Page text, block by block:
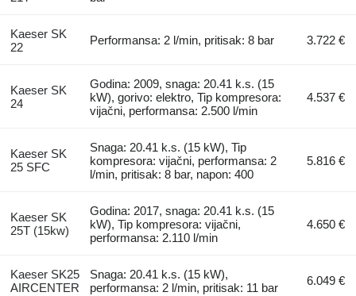
Kaeser SK
22
Performansa: 2 l/min, pritisak: 8 bar 3.722 €
Kaeser SK
24
Godina: 2009, snaga: 20.41 k.s. (15
kW), gorivo: elektro, Tip kompresora:
vijačni, performansa: 2.500 l/min
4.537 €
Kaeser SK
25 SFC
Snaga: 20.41 k.s. (15 kW), Tip
kompresora: vijačni, performansa: 2
l/min, pritisak: 8 bar, napon: 400
5.816 €
Kaeser SK
25T (15kw)
Godina: 2017, snaga: 20.41 k.s. (15
kW), Tip kompresora: vijačni,
performansa: 2.110 l/min
4.650 €
Kaeser SK25
AIRCENTER
Snaga: 20.41 k.s. (15 kW),
performansa: 2 l/min, pritisak: 11 bar
6.049 €